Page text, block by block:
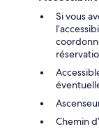
Si vous
Chemin